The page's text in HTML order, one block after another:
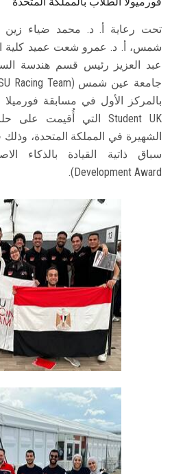
تحت رعاية أ. د. محمد ضياء زين
شمس، أ. د. عمرو شعت عميد كلية
عبد العزيز رئيس قسم هندسة
الشهيرة في المملكة المتحدة،
Development Award).